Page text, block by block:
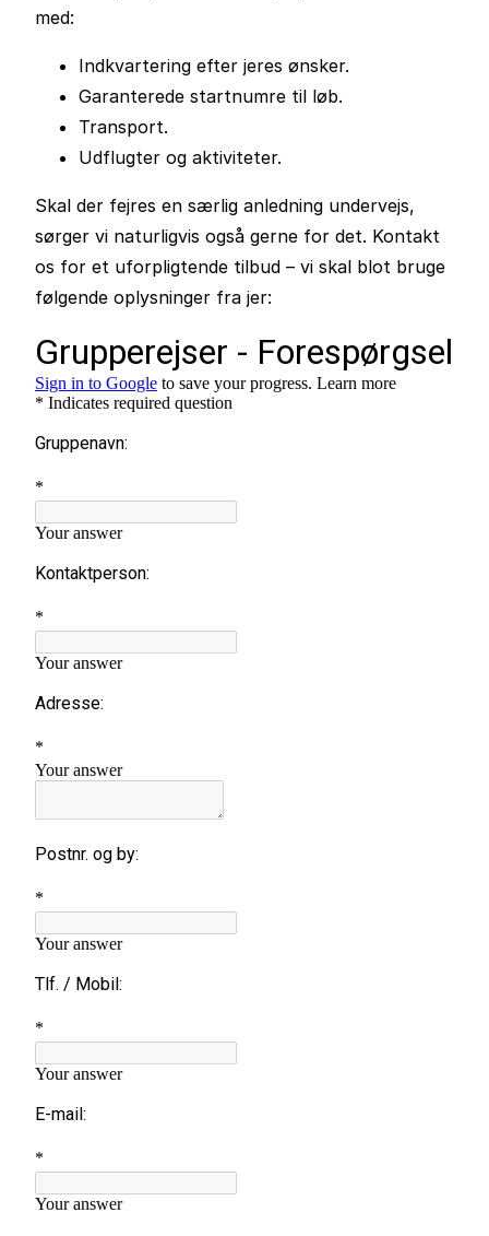
med:
Indkvartering efter jeres ønsker.
Garanterede startnumre til løb.
Transport.
Udflugter og aktiviteter.
Skal der fejres en særlig anledning undervejs,
sørger vi naturligvis også gerne for det. Kontakt
os for et uforpligtende tilbud – vi skal blot bruge
følgende oplysninger fra jer: